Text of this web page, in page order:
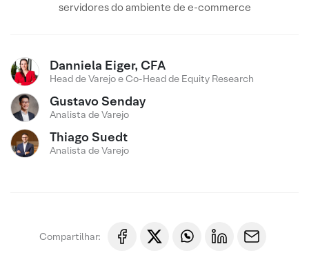
servidores do ambiente de e-commerce
Danniela Eiger, CFA
Head de Varejo e Co-Head de Equity Research
Gustavo Senday
Analista de Varejo
Thiago Suedt
Analista de Varejo
Compartilhar: